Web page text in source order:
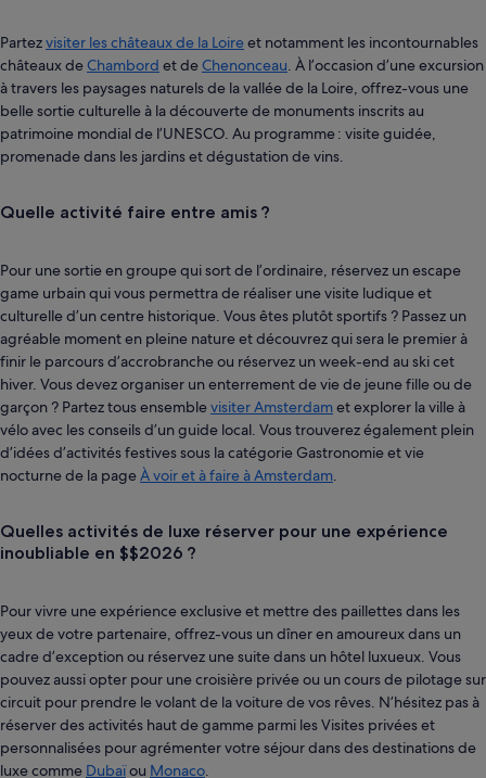
Partezvisiter les châteaux de la Loireet notamment les incontournables
châteaux deChambord et deChenonceau . À l’occasion d’une excursion
à travers les paysages naturels de la vallée de la Loire, offrez-vous une
belle sortie culturelle à la découverte de monuments inscrits au
patrimoine mondial de l’UNESCO. Au programme : visite guidée,
promenade dans les jardins et dégustation de vins.
Quelle activité faire entre amis ?
Pour une sortie en groupe qui sort de l’ordinaire, réservez un escape
game urbain qui vous permettra de réaliser une visite ludique et
culturelle d’un centre historique. Vous êtes plutôt sportifs ? Passez un
agréable moment en pleine nature et découvrez qui sera le premier à
finir le parcours d’accrobranche ou réservez un week-end au ski cet
hiver. Vous devez organiser un enterrement de vie de jeune fille ou de
garçon ? Partez tous ensemblevisiter Amsterdamet explorer la ville à
vélo avec les conseils d’un guide local. Vous trouverez également plein
d’idées d’activités festives sous la catégorie Gastronomie et vie
nocturne de la pageÀ voir et à faire à Amsterdam
Quelles activités de luxe réserver pour une expérience
inoubliable en $$2026 ?
Pour vivre une expérience exclusive et mettre des paillettes dans les
yeux de votre partenaire, offrez-vous un dîner en amoureux dans un
cadre d’exception ou réservez une suite dans un hôtel luxueux. Vous
pouvez aussi opter pour une croisière privée ou un cours de pilotage sur
circuit pour prendre le volant de la voiture de vos rêves. N’hésitez pas à
réserver des activités haut de gamme parmi les Visites privées et
personnalisées pour agrémenter votre séjour dans des destinations de
luxe comme Dubaïou Monaco